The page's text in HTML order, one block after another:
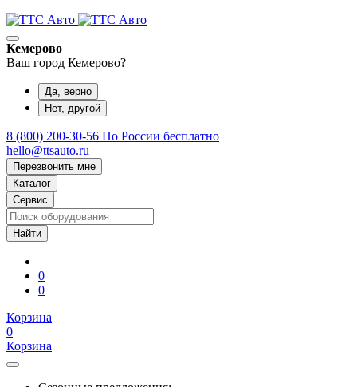
Кемерово
Ваш город Кемерово?
Да, верно
Нет, другой
8 (800) 200-30-56 По России бесплатно
hello@ttsauto.ru
Перезвонить мне
Каталог
Сервис
0
0
Корзина
0
Корзина